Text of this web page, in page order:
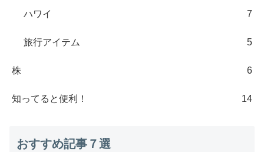
ハワイ 7
旅行アイテム 5
株 6
知ってると便利！ 14
おすすめ記事７選